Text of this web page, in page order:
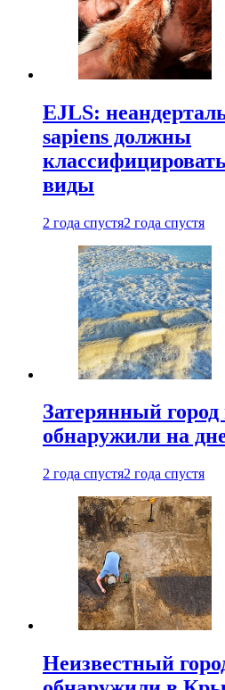
EJLS:
sapiens должны
виды
2 года спустя2 года спустя
Затерянный
обнаружили на
2 года спустя2 года спустя
Неизвестный